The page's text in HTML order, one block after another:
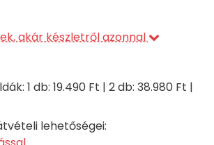
akár készletről azonnal
1 db: 19.490 Ft | 2 db: 38.980 Ft |
lehetőségei: